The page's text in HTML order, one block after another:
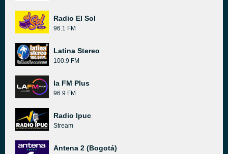
Radio El Sol
96.1 FM
Latina Stereo
100.9 FM
la FM Plus
96.9 FM
Radio Ipuc
Stream
Antena 2 (Bogotá)